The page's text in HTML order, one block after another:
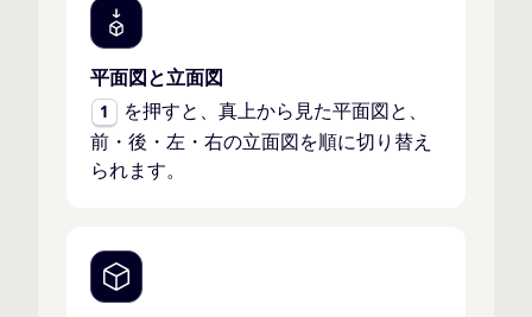
平面図と立面図
1
を押すと、真上から見た平面図と、
前・後・左・右の立面図を順に切り替え
られます。